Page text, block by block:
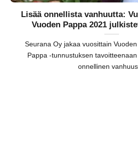
Lisää onnellista vanhuutta:
Vuoden Pappa 2021
Seurana Oy jakaa vuosittain
Pappa -tunnustuksen
onnellinen